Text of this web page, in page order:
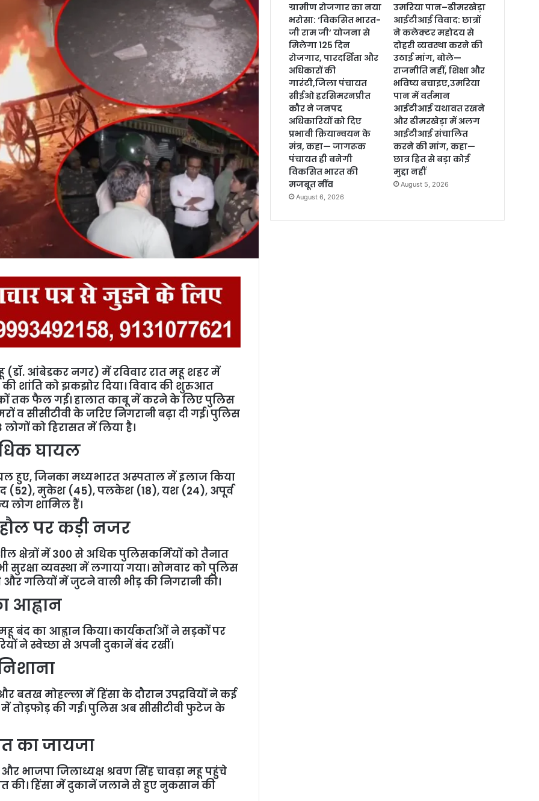
आंबेडकर नगर) में रविवार रात महू शहर में
शांति को झकझोर दिया। विवाद की शुरुआत
तक फैल गई। हालात काबू में करने के लिए पुलिस
व सीसीटीवी के जरिए निगरानी बढ़ा दी गई। पुलिस
को हिरासत में लिया है।
घायल
हुए, जिनका मध्यभारत अस्पताल में इलाज किया
(52), मुकेश (45), पलकेश (18), यश (24), अपूर्व
लोग शामिल हैं।
पर कड़ी नजर
क्षेत्रों में 300 से अधिक पुलिसकर्मियों को तैनात
व्यवस्था में लगाया गया। सोमवार को पुलिस
गलियों में जुटने वाली भीड़ की निगरानी की।
आह्वान
बंद का आह्वान किया। कार्यकर्ताओं ने सड़कों पर
ने स्वेच्छा से अपनी दुकानें बंद रखीं।
और बतख मोहल्ला में हिंसा के दौरान उपद्रवियों ने कई
तोड़फोड़ की गई। पुलिस अब सीसीटीवी फुटेज के
का जायजा
भाजपा जिलाध्यक्ष श्रवण सिंह चावड़ा महू पहुंचे
की। हिंसा में दुकानें जलाने से हुए नुकसान की
ग्रामीण रोजगार का नया
भरोसा: ‘विकसित भारत-
जी राम जी’ योजना से
मिलेगा 125 दिन
रोजगार, पारदर्शिता और
अधिकारों की
गारंटी,जिला पंचायत
सीईओ हरसिमरनप्रीत
कौर ने जनपद
अधिकारियों को दिए
प्रभावी क्रियान्वयन के
मंत्र, कहा— जागरूक
पंचायत ही बनेगी
विकसित भारत की
मजबूत नींव
August 6, 2026
उमरिया पान–ढीमरखेड़ा
आईटीआई विवाद: छात्रों
ने कलेक्टर महोदय से
दोहरी व्यवस्था करने की
उठाई मांग, बोले—
राजनीति नहीं, शिक्षा और
भविष्य बचाइए,उमरिया
पान में वर्तमान
आईटीआई यथावत रखने
और ढीमरखेड़ा में अलग
आईटीआई संचालित
करने की मांग, कहा—
छात्र हित से बड़ा कोई
मुद्दा नहीं
August 5, 2026